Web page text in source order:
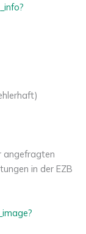
angefragten
in der EZB